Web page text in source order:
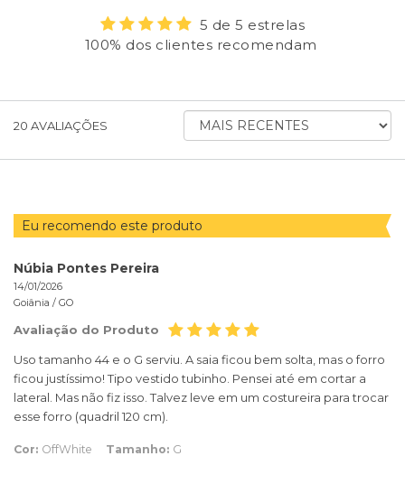
5 de 5 estrelas
100% dos clientes recomendam
20 AVALIAÇÕES
ORDENAR
AVALIAÇÕES
Eu recomendo este produto
Núbia Pontes Pereira
14/01/2026
Goiânia / GO
Avaliação do Produto
Uso tamanho 44 e o G serviu. A saia ficou bem solta, mas o forro
ficou justíssimo! Tipo vestido tubinho. Pensei até em cortar a
lateral. Mas não fiz isso. Talvez leve em um costureira para trocar
esse forro (quadril 120 cm).
Cor: OffWhite Tamanho: G